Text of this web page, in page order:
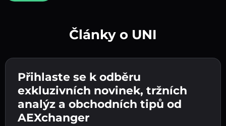
Zadejte adresu své kryptopeněženky 👉
pokračujte k dalšímu kroku.
Potvrďte svou totožnost 👉 pokračujte k
poslednímu kroku.
Odešlete vklad 👉 obdržíte kryptoměnu nebo
fiat měnu ve své peněžence.
Články o UNI
Přihlaste se k odběru
exkluzivních novinek, tržních
analýz a obchodních tipů od
AEXchanger